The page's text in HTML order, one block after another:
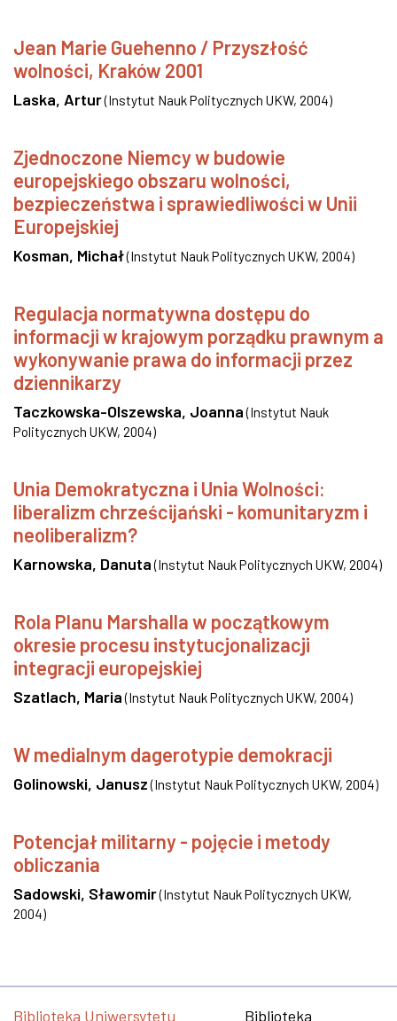
Jean Marie Guehenno / Przyszłość
wolności, Kraków 2001
Laska, Artur(Instytut Nauk Politycznych UKW, 2004)
Zjednoczone Niemcy w budowie
europejskiego obszaru wolności,
bezpieczeństwa i sprawiedliwości w Unii
Europejskiej
Kosman, Michał(Instytut Nauk Politycznych UKW, 2004)
Regulacja normatywna dostępu do
informacji w krajowym porządku prawnym a
wykonywanie prawa do informacji przez
dziennikarzy
Taczkowska-Olszewska, Joanna (Instytut Nauk
Politycznych UKW, 2004)
Unia Demokratyczna i Unia Wolności:
liberalizm chrześcijański - komunitaryzm i
neoliberalizm?
Karnowska, Danuta (Instytut Nauk Politycznych UKW, 2004)
Rola Planu Marshalla w początkowym
okresie procesu instytucjonalizacji
integracji europejskiej
Szatlach, Maria (Instytut Nauk Politycznych UKW, 2004)
W medialnym dagerotypie demokracji
Golinowski, Janusz (Instytut Nauk Politycznych UKW, 2004)
Potencjał militarny - pojęcie i metody
obliczania
Sadowski, Sławomir(Instytut Nauk Politycznych UKW,
2004)
Biblioteka Uniwersytetu Biblioteka